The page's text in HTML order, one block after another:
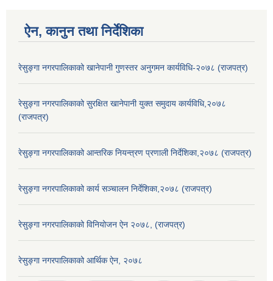
ऐन, कानुन तथा निर्देशिका
रेसुङ्गा नगरपालिकाको खानेपानी गुणस्तर अनुगमन कार्यविधि-२०७८ (राजपत्र)
रेसुङ्गा नगरपालिकाको सुरक्षित खानेपानी युक्त समुदाय कार्यविधि,२०७८
(राजपत्र)
रेसुङ्गा नगरपालिकाको आन्तरिक नियन्त्रण प्रणाली निर्देशिका,२०७८ (राजपत्र)
रेसुङ्गा नगरपालिकाको कार्य सञ्चालन निर्देशिका,२०७८ (राजपत्र)
रेसुङ्गा नगरपालिकाको विनियोजन ऐन २०७८, (राजपत्र)
रेसुङ्गा नगरपालिकाको आर्थिक ऐन, २०७८